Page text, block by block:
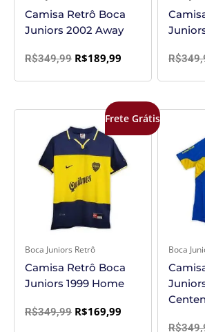
Camisa Retrô Boca
Juniors 2002 Away
R$349,99 R$189,99 R$
Frete Grátis
Boca Juniors Retrô
Camisa Retrô Boca
Juniors 1999 Home
R$349,99
preço
original
era:
R$349,99.
R$169,99
O
é:
R$169,99.
Boca
R$